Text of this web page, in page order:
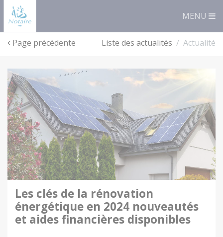
MENU
Page précédente Liste des actualités Actualité
les clés de la rénovation
énergétique en 2024 nouveautés
et aides financières disponibles
Panneau de gestion des cookies